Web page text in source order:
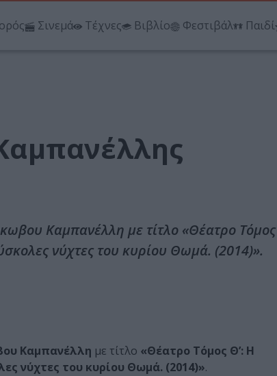
Σινεμά Τέχνες Βιβλίο Φεστιβάλ Παιδί
Καμπανέλλη με τίτλο «Θέατρο Τόμος
νύχτες του κυρίου Θωμά. (2014)».
Καμπανέλλη με τίτλο «Θέατρο Τόμος Θ’: Η
νύχτες του κυρίου Θωμά. (2014)».